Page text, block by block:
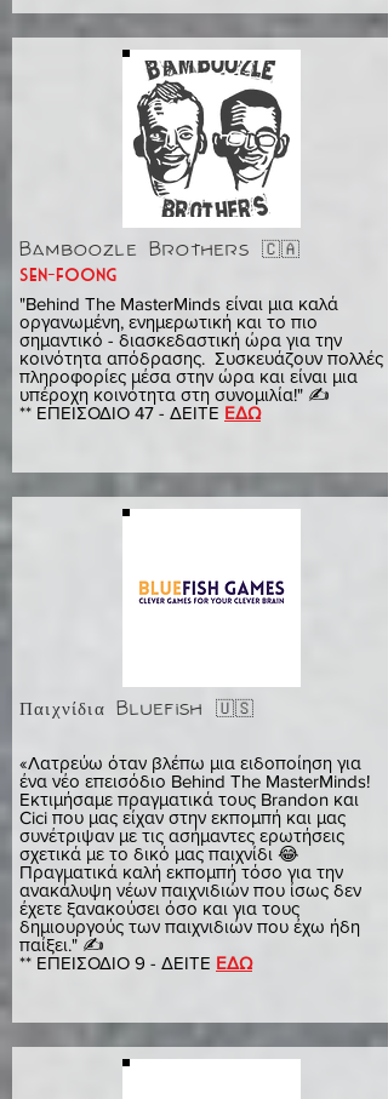
Bamboozle Brothers 🇨🇦
sen-foong
"Behind The MasterMinds είναι μια καλά
οργανωμένη, ενημερωτική και το πιο
σημαντικό - διασκεδαστική ώρα για την
κοινότητα απόδρασης. Συσκευάζουν πολλές
πληροφορίες μέσα στην ώρα και είναι μια
υπέροχη κοινότητα στη συνομιλία!" ✍️
** ΕΠΕΙΣΟΔΙΟ 47 - ΔΕΙΤΕ ΕΔΩ
Παιχνίδια Bluefish 🇺🇸
«Λατρεύω όταν βλέπω μια ειδοποίηση για
ένα νέο επεισόδιο Behind The MasterMinds!
Εκτιμήσαμε πραγματικά τους Brandon και
Cici που μας είχαν στην εκπομπή και μας
συνέτριψαν με τις ασήμαντες ερωτήσεις
σχετικά με το δικό μας παιχνίδι 😂
Πραγματικά καλή εκπομπή τόσο για την
ανακάλυψη νέων παιχνιδιών που ίσως δεν
έχετε ξανακούσει όσο και για τους
δημιουργούς των παιχνιδιών που έχω ήδη
παίξει." ✍️
** ΕΠΕΙΣΟΔΙΟ 9 - ΔΕΙΤΕ ΕΔΩ